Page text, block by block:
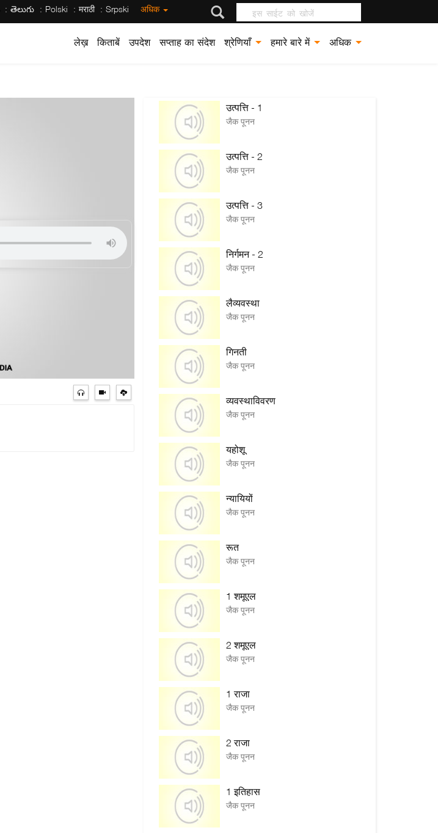
తెలుగు Polski मराठी Srpski अधिक इस साईट को खोजें
लेख़ किताबें उपदेश सप्ताह का संदेश श्रेणियाँ हमारे बारे में अधिक
उत्पत्ति - 1
जैक पूनन
उत्पत्ति - 2
जैक पूनन
उत्पत्ति - 3
जैक पूनन
निर्गमन - 2
जैक पूनन
लैव्यवस्था
जैक पूनन
गिनती
जैक पूनन
व्यवस्थाविवरण
जैक पूनन
यहोशू
जैक पूनन
न्यायियों
जैक पूनन
रूत
जैक पूनन
1 शमूएल
जैक पूनन
2 शमूएल
जैक पूनन
1 राजा
जैक पूनन
2 राजा
जैक पूनन
1 इतिहास
जैक पूनन